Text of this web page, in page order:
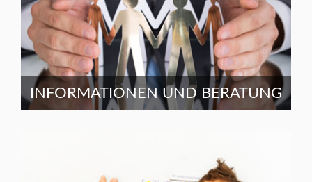
INFORMATIONEN UND BERATUNG